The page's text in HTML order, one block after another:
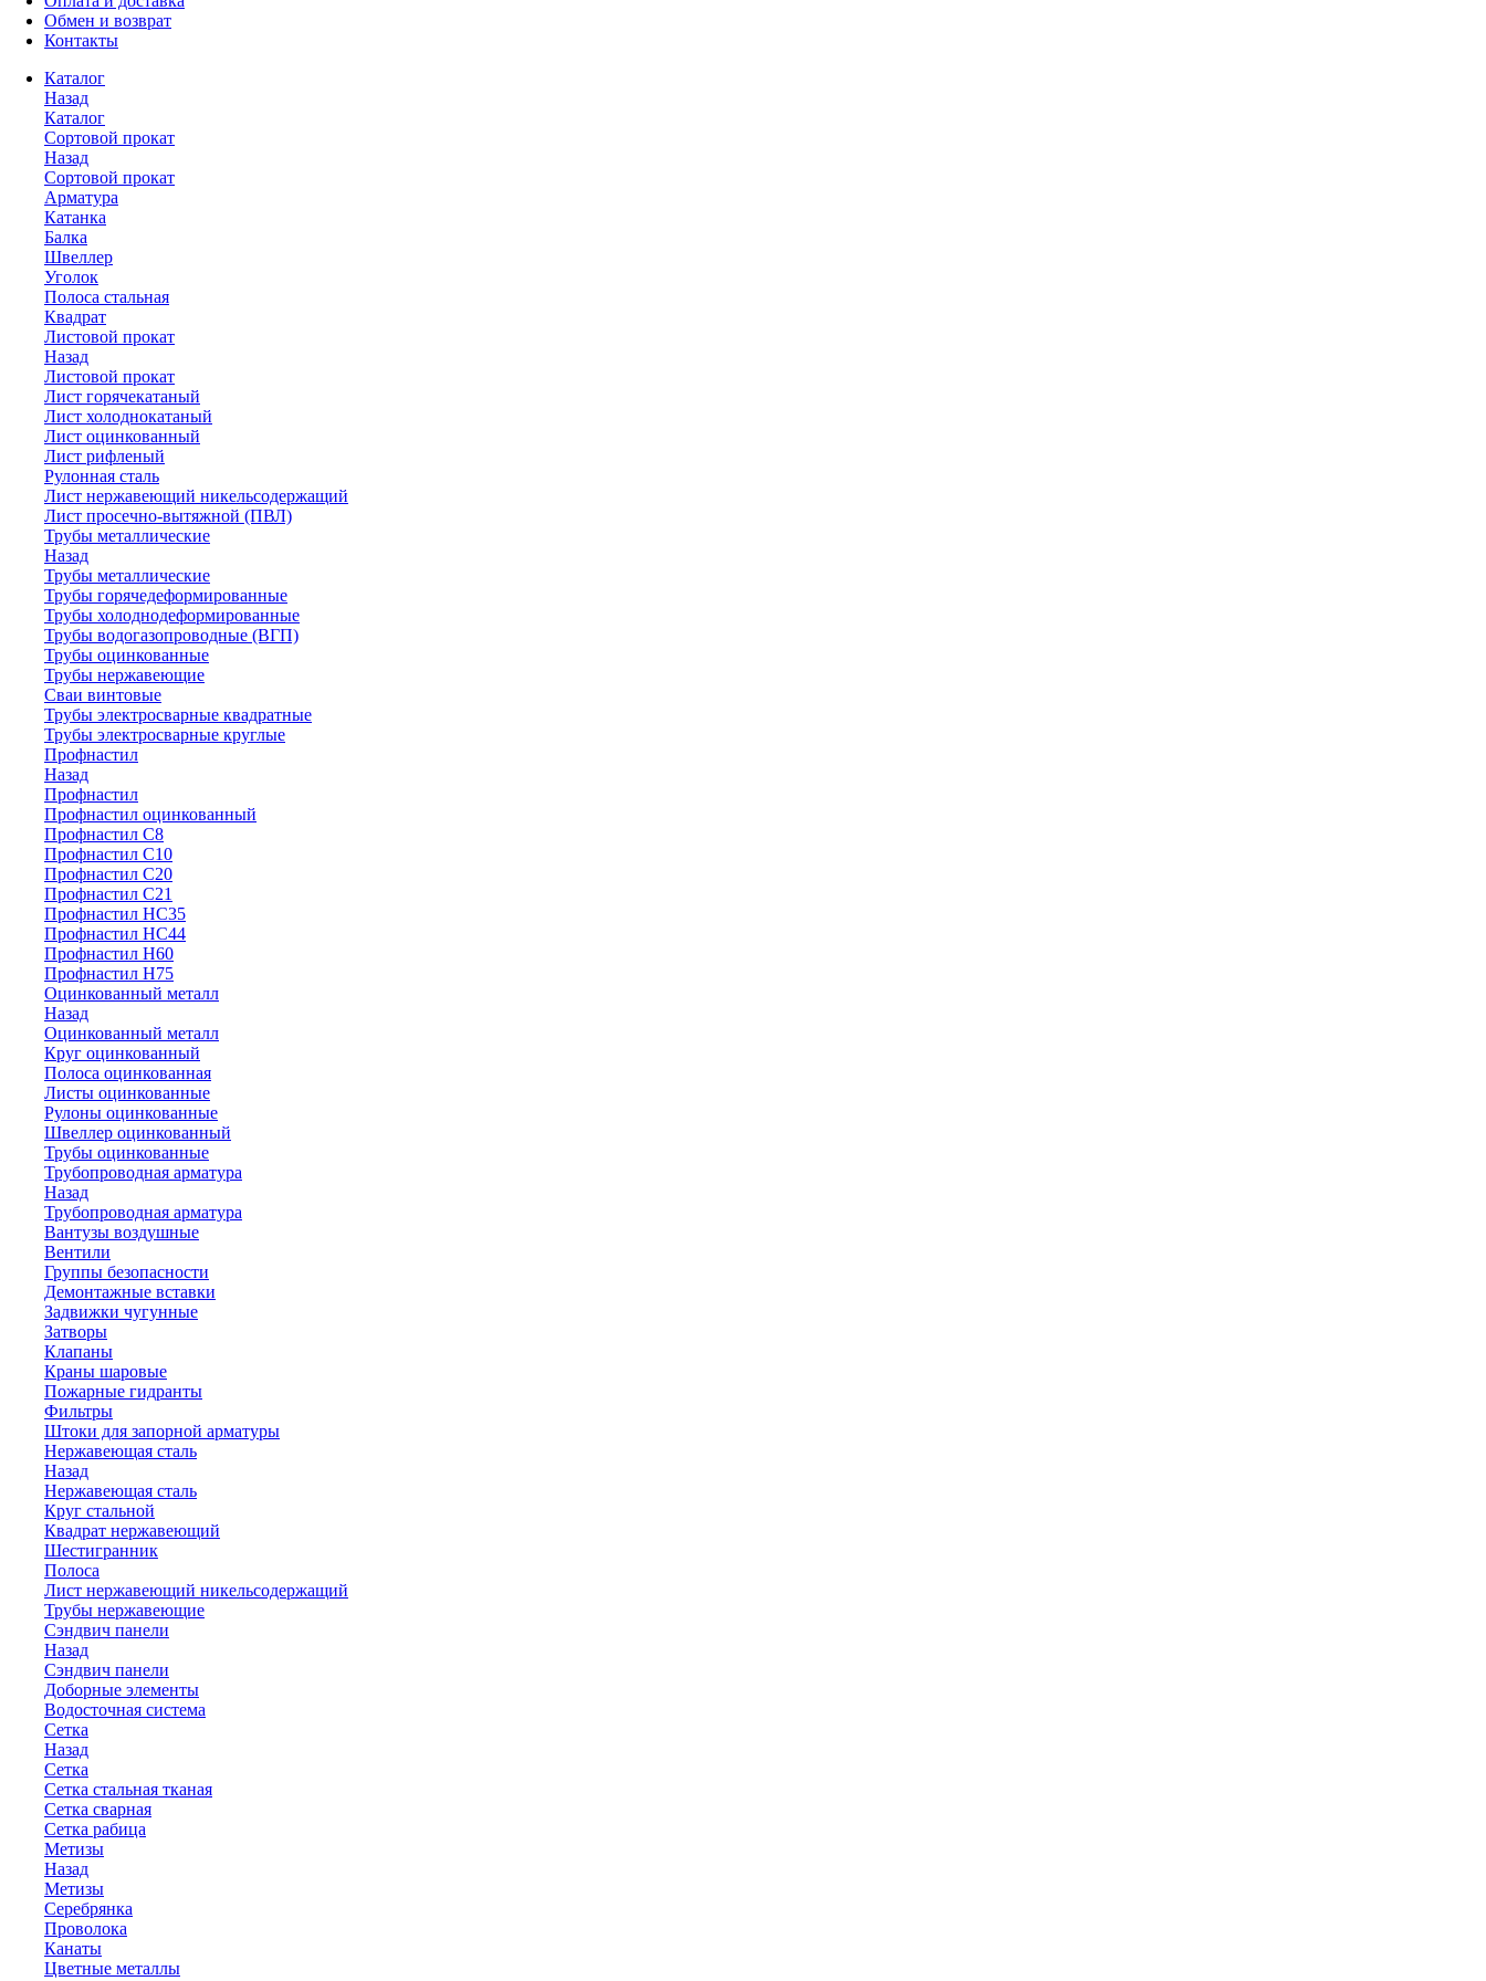
Обмен и возврат
Контакты
Каталог
Назад
Каталог
Сортовой прокат
Назад
Сортовой прокат
Арматура
Катанка
Балка
Швеллер
Уголок
Полоса стальная
Квадрат
Листовой прокат
Назад
Листовой прокат
Лист горячекатаный
Лист холоднокатаный
Лист оцинкованный
Лист рифленый
Рулонная сталь
Лист нержавеющий никельсодержащий
Лист просечно-вытяжной (ПВЛ)
Трубы металлические
Назад
Трубы металлические
Трубы горячедеформированные
Трубы холоднодеформированные
Трубы водогазопроводные (ВГП)
Трубы оцинкованные
Трубы нержавеющие
Сваи винтовые
Трубы электросварные квадратные
Трубы электросварные круглые
Профнастил
Назад
Профнастил
Профнастил оцинкованный
Профнастил С8
Профнастил С10
Профнастил С20
Профнастил С21
Профнастил НС35
Профнастил НС44
Профнастил Н60
Профнастил Н75
Оцинкованный металл
Назад
Оцинкованный металл
Круг оцинкованный
Полоса оцинкованная
Листы оцинкованные
Рулоны оцинкованные
Швеллер оцинкованный
Трубы оцинкованные
Трубопроводная арматура
Назад
Трубопроводная арматура
Вантузы воздушные
Вентили
Группы безопасности
Демонтажные вставки
Задвижки чугунные
Затворы
Клапаны
Краны шаровые
Пожарные гидранты
Фильтры
Штоки для запорной арматуры
Нержавеющая сталь
Назад
Нержавеющая сталь
Круг стальной
Квадрат нержавеющий
Шестигранник
Полоса
Лист нержавеющий никельсодержащий
Трубы нержавеющие
Сэндвич панели
Назад
Сэндвич панели
Доборные элементы
Водосточная система
Сетка
Назад
Сетка
Сетка стальная тканая
Сетка сварная
Сетка рабица
Метизы
Назад
Метизы
Серебрянка
Проволока
Канаты
Цветные металлы